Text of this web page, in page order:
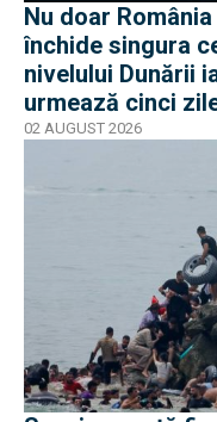
Nu doar
închide singura
nivelului Dunării
urmează cinci
02 AUGUST 2026